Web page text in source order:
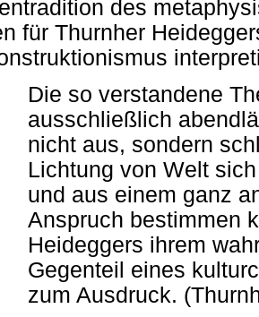
des
für Thurnher
Die so verstandene
ausschließlich
nicht aus, sondern
Lichtung von Welt
und aus einem ganz
Anspruch bestimmen
Heideggers ihrem
Gegenteil eines
zum Ausdruck.